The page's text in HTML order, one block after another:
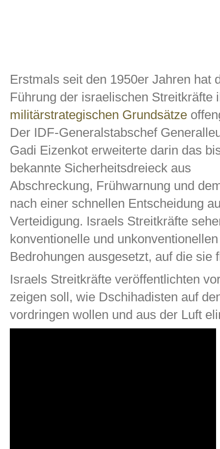
Erstmals seit den 1950er Jahren hat
Führung der israelischen Streitkräfte
militärstrategischen Grundsätze
Der IDF-Generalstabschef
Gadi Eizenkot erweiterte darin das
bekannte Sicherheitsdreieck aus
Abschreckung, Frühwarnung und
nach einer schnellen Entscheidung
Verteidigung. Israels Streitkräfte
konventionelle und
Bedrohungen ausgesetzt, auf die sie
Israels Streitkräfte veröffentlichten
zeigen soll, wie Dschihadisten auf
vordringen wollen und aus der Luft